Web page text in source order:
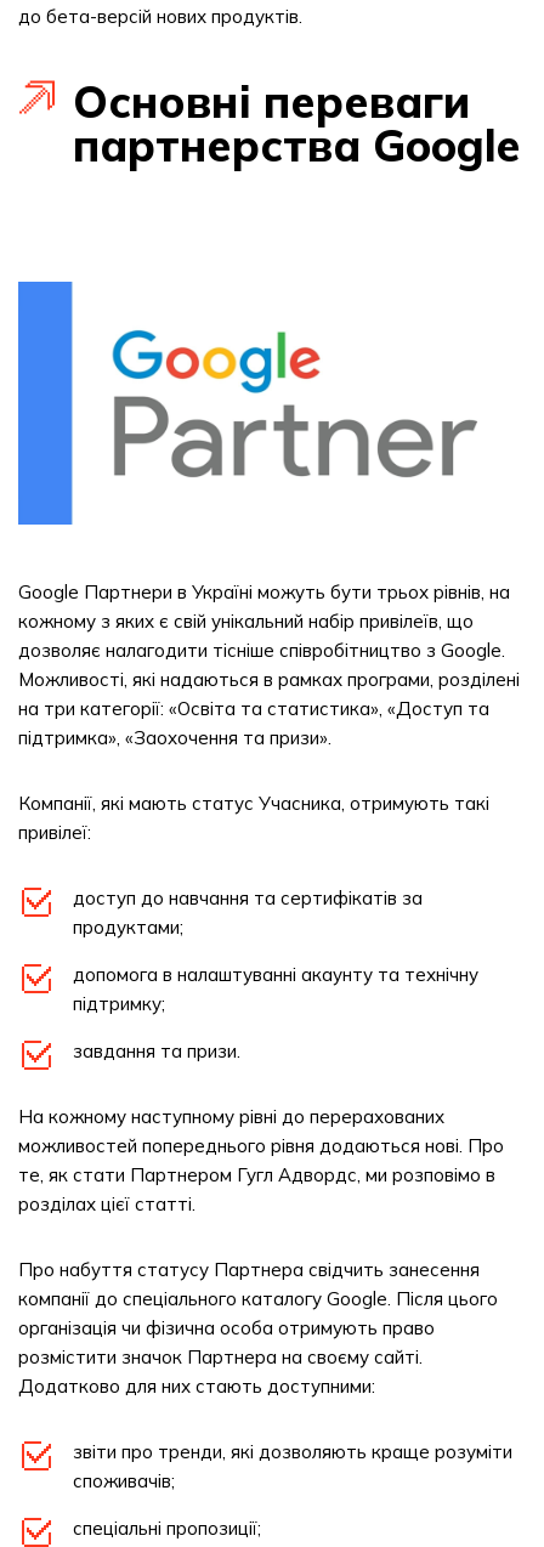
до бета-версій нових продуктів.
Основні переваги
партнерства Google
Google Партнери в Україні можуть бути трьох рівнів, на
кожному з яких є свій унікальний набір привілеїв, що
дозволяє налагодити тісніше співробітництво з Google.
Можливості, які надаються в рамках програми, розділені
на три категорії: «Освіта та статистика», «Доступ та
підтримка», «Заохочення та призи».
Компанії, які мають статус Учасника, отримують такі
привілеї:
доступ до навчання та сертифікатів за
продуктами;
допомога в налаштуванні акаунту та технічну
підтримку;
завдання та призи.
На кожному наступному рівні до перерахованих
можливостей попереднього рівня додаються нові. Про
те, як стати Партнером Гугл Адвордс, ми розповімо в
розділах цієї статті.
Про набуття статусу Партнера свідчить занесення
компанії до спеціального каталогу Google. Після цього
організація чи фізична особа отримують право
розмістити значок Партнера на своєму сайті.
Додатково для них стають доступними:
звіти про тренди, які дозволяють краще розуміти
споживачів;
спеціальні пропозиції;